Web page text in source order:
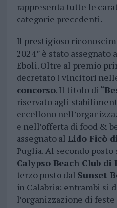
rappresenta tutte le
categorie precedenti.
Il prestigioso
2024” è stato assegnato
Eboli. Oltre al premio
decretato i vincitori
concorso. Il titolo di “
riservato agli
eccellono
e nell’offerta di food &
assegnato al Lido Ficò
Puglia. Al secondo
Calypso Beach Club di
terzo posto dal Sunset
in Calabria: entrambi si
l’organizzazione di